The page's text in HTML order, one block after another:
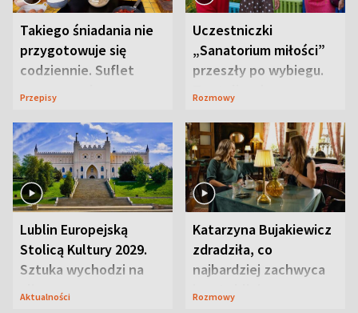
Takiego śniadania nie
przygotowuje się
codziennie. Suflet
serowy zachwyca
Przepisy
Uczestniczki
„Sanatorium miłości”
przeszły po wybiegu.
Te stylizacje
Rozmowy
Lublin Europejską
Stolicą Kultury 2029.
Sztuka wychodzi na
ulice
Aktualności
Katarzyna Bujakiewicz
zdradziła, co
najbardziej zachwyca
ją w Lublinie
Rozmowy